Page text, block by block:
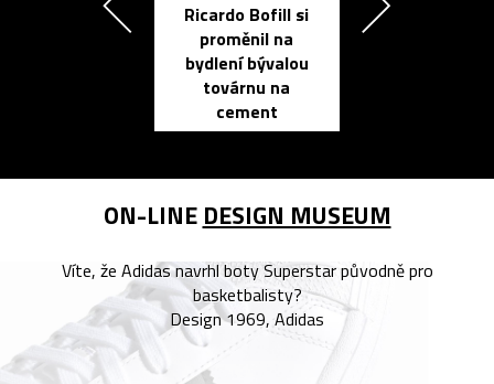
Ricardo Bofill si
proměnil na
bydlení bývalou
továrnu na
cement
ON-LINE DESIGN MUSEUM
Víte, že Adidas navrhl boty Superstar původně pro
basketbalisty?
Design 1969, Adidas